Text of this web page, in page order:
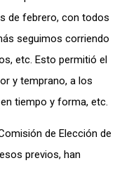
de febrero, con todos
seguimos corriendo
etc. Esto permitió el
y temprano, a los
tiempo y forma, etc.
de Elección de
previos, han